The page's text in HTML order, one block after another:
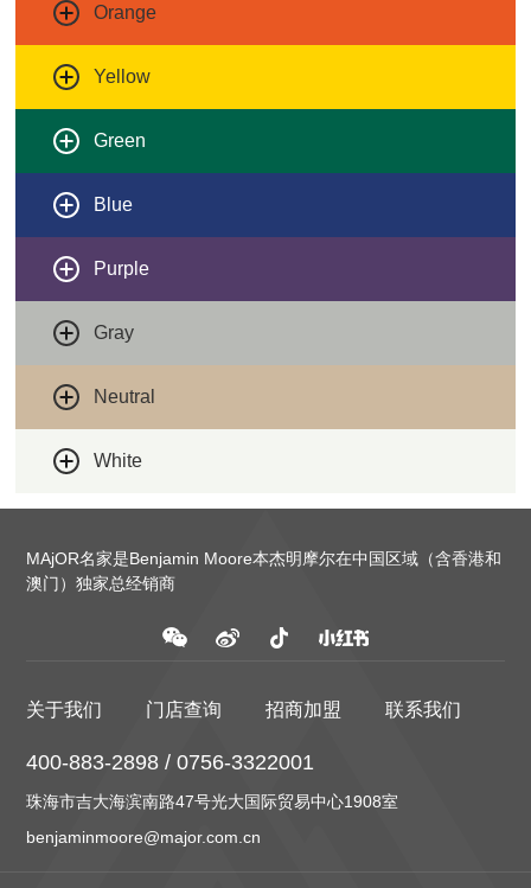
Orange
Yellow
Green
Blue
Purple
Gray
Neutral
White
MAjOR名家是Benjamin Moore本杰明摩尔在中国区域（含香港和
澳门）独家总经销商
关于我们 门店查询 招商加盟 联系我们
400-883-2898 / 0756-3322001
珠海市吉大海滨南路47号光大国际贸易中心1908室
benjaminmoore@major.com.cn